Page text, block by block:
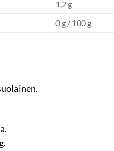
1,2 g
0 g / 100 g